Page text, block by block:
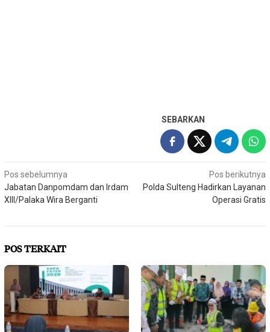
SEBARKAN
Navigasi
pos
Pos sebelumnya
Jabatan Danpomdam dan Irdam
XIII/Palaka Wira Berganti
Pos berikutnya
Polda Sulteng Hadirkan Layanan
Operasi Gratis
POS TERKAIT